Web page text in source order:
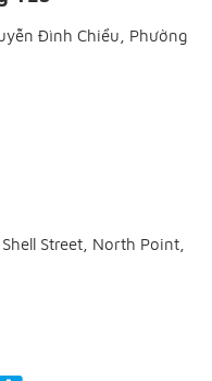
Đình Chiểu, Phường
Street, North Point,